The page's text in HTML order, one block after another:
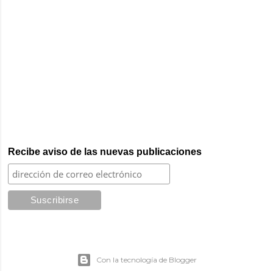
Recibe aviso de las nuevas publicaciones
Con la tecnología de Blogger